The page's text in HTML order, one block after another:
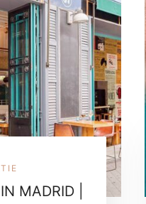
MADRID |